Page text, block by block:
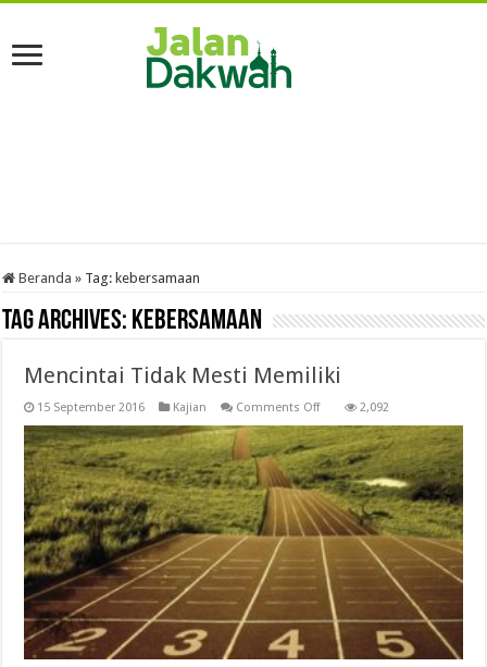
Beranda » Tag: kebersamaan
Tag Archives: kebersamaan
Mencintai Tidak Mesti Memiliki
15 September 2016 Kajian Comments Offon
Tidak
Mesti
Memiliki
2,092